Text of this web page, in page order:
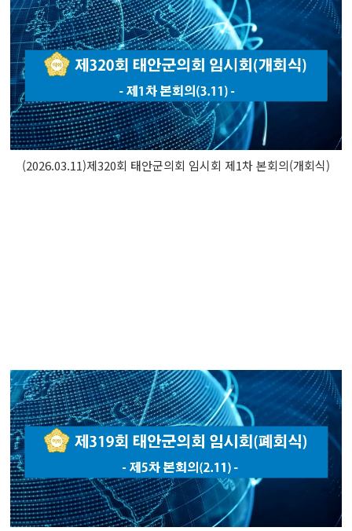
(2026.03.11)제320회 태안군의회 임시회 제1차 본회의(개회식)